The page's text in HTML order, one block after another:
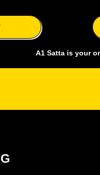
A1 Satta is your one-